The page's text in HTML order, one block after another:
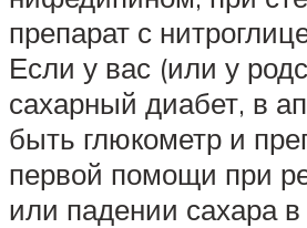
препарат с
Если у вас (или у
сахарный диабет, в
быть глюкометр и
первой помощи при
или падении сахара